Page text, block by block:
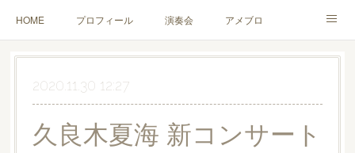
HOME プロフィール 演奏会 アメブロ
YouTube チェロレッスン お問い合わせ Twitter
2020.11.30 12:27
久良木夏海 新コンサート